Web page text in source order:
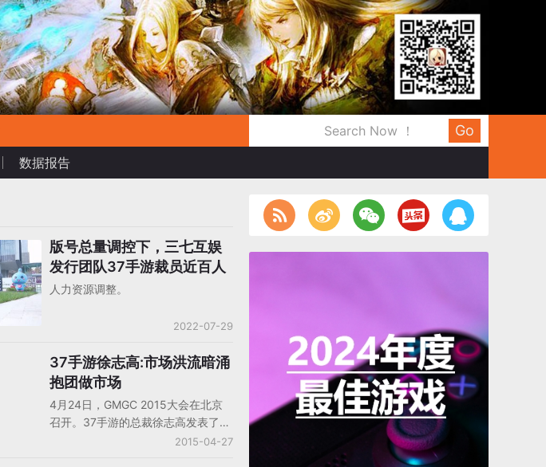
Go
数据报告
版号总量调控下，三七互娱
发行团队37手游裁员近百人
人力资源调整。
2022-07-29
37手游徐志高:市场洪流暗涌
抱团做市场
4月24日，GMGC 2015大会在北京
召开。37手游的总裁徐志高发表了题
为《2015手游重度化趋势下的暗潮汹
2015-04-27